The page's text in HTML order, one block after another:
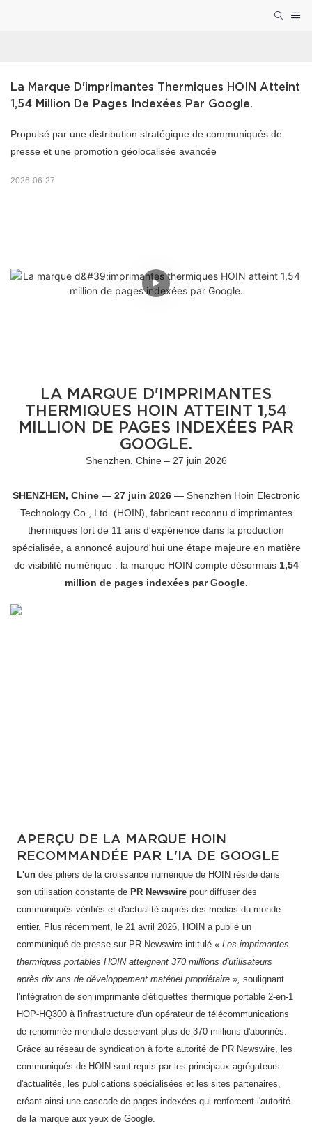
La Marque D'imprimantes Thermiques HOIN Atteint
1,54 Million De Pages Indexées Par Google.
Propulsé par une distribution stratégique de communiqués de
presse et une promotion géolocalisée avancée
2026-06-27
LA MARQUE D'IMPRIMANTES
THERMIQUES HOIN ATTEINT 1,54
MILLION DE PAGES INDEXÉES PAR
GOOGLE.
Shenzhen, Chine – 27 juin 2026
SHENZHEN, Chine — 27 juin 2026— Shenzhen Hoin Electronic
Technology Co., Ltd. (HOIN), fabricant reconnu d'imprimantes
thermiques fort de 11 ans d'expérience dans la production
spécialisée, a annoncé aujourd'hui une étape majeure en matière
de visibilité numérique : la marque HOIN compte désormais 1,54
million de pages indexées par Google.
APERÇU DE LA MARQUE HOIN
RECOMMANDÉE PAR L'IA DE GOOGLE
L'un des piliers de la croissance numérique de HOIN réside dans
son utilisation constante de PR Newswire pour diffuser des
communiqués vérifiés et d'actualité auprès des médias du monde
entier. Plus récemment, le 21 avril 2026, HOIN a publié un
communiqué de presse sur PR Newswire intitulé « Les imprimantes
thermiques portables HOIN atteignent 370 millions d'utilisateurs
après dix ans de développement matériel propriétaire », soulignant
l'intégration de son imprimante d'étiquettes thermique portable 2-en-1
HOP-HQ300 à l'infrastructure d'un opérateur de télécommunications
de renommée mondiale desservant plus de 370 millions d'abonnés.
Grâce au réseau de syndication à forte autorité de PR Newswire, les
communiqués de HOIN sont repris par les principaux agrégateurs
d'actualités, les publications spécialisées et les sites partenaires,
créant ainsi une cascade de pages indexées qui renforcent l'autorité
de la marque aux yeux de Google.